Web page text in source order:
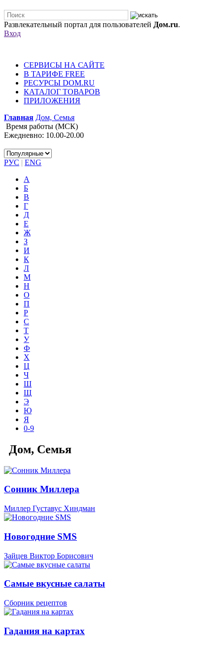
Развлекательный портал для пользователей Дом.ru.
Вход
СЕРВИСЫ НА САЙТЕ
В ТАРИФЕ FREE
РЕСУРСЫ DOM.RU
КАТАЛОГ ТОВАРОВ
ПРИЛОЖЕНИЯ
Главная Дом, Семья
Время работы (МСК)
Ежедневно: 10.00-20.00
РУС | ENG
А
Б
В
Г
Д
Е
Ж
З
И
К
Л
М
Н
О
П
Р
С
Т
У
Ф
Х
Ц
Ч
Ш
Щ
Э
Ю
Я
0-9
Дом, Семья
Сонник Миллера
Миллер Густавус Хиндман
Новогодние SMS
Зайцев Виктор Борисович
Самые вкусные салаты
Сборник рецептов
Гадания на картах